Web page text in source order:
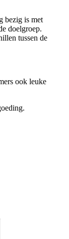
bezig is met
doelgroep.
tussen de
ook leuke